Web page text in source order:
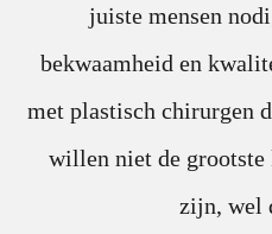
juiste mensen
bekwaamheid en
met plastisch chirurgen
willen niet de
zijn, wel